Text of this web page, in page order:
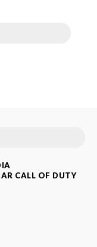
CALL OF DUTY